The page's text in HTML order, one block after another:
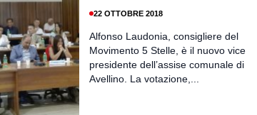
22 OTTOBRE 2018
Alfonso Laudonia, consigliere del
Movimento 5 Stelle, è il nuovo vice
presidente dell’assise comunale di
Avellino. La votazione,...